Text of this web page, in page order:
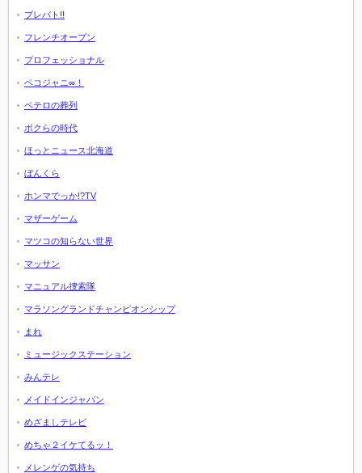
プレバト!!
フレンチオープン
プロフェッショナル
ペコジャニ∞！
ペテロの葬列
ボクらの時代
ほっとニュース北海道
ぼんくら
ホンマでっか!?TV
マザーゲーム
マツコの知らない世界
マッサン
マニュアル捜索隊
マラソングランドチャンピオンシップ
まれ
ミュージックステーション
みんテレ
メイドインジャパン
めざましテレビ
めちゃ２イケてるッ！
メレンゲの気持ち